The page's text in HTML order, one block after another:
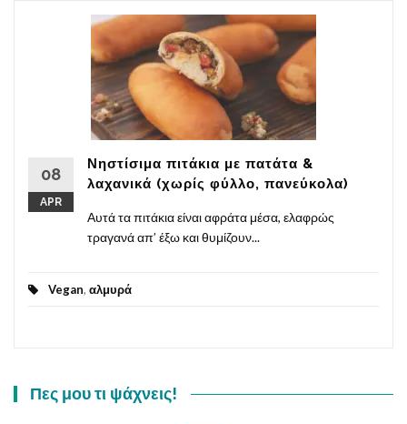
08
APR
Νηστίσιμα πιτάκια με πατάτα &
λαχανικά (χωρίς φύλλο, πανεύκολα)
Αυτά τα πιτάκια είναι αφράτα μέσα, ελαφρώς
τραγανά απ’ έξω και θυμίζουν...
Vegan, αλμυρά
Πες μου τι ψάχνεις!